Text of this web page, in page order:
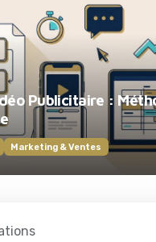
Publicitaire :
Marketing & Ventes